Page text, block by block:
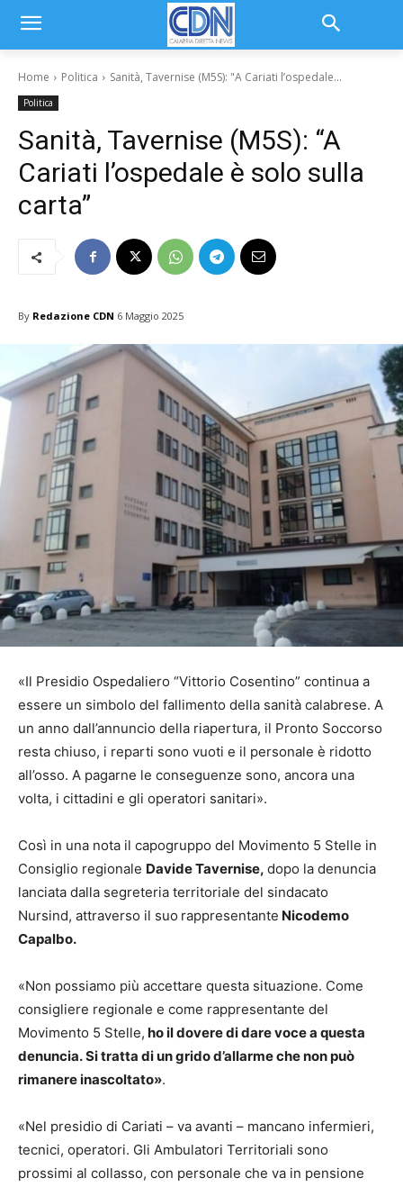
Home Politica Sanità, Tavernise (M5S): "A Cariati l’ospedale...
Politica
Sanità, Tavernise (M5S): “A
Cariati l’ospedale è solo sulla
carta”
By Redazione CDN 6 Maggio 2025
«Il Presidio Ospedaliero “Vittorio Cosentino” continua a
essere un simbolo del fallimento della sanità calabrese. A
un anno dall’annuncio della riapertura, il Pronto Soccorso
resta chiuso, i reparti sono vuoti e il personale è ridotto
all’osso. A pagarne le conseguenze sono, ancora una
volta, i cittadini e gli operatori sanitari».
Così in una nota il capogruppo del Movimento 5 Stelle in
Consiglio regionale Davide Tavernise, dopo la denuncia
lanciata dalla segreteria territoriale del sindacato
Nursind, attraverso il suo rappresentante Nicodemo
Capalbo.
«Non possiamo più accettare questa situazione. Come
consigliere regionale e come rappresentante del
Movimento 5 Stelle, ho il dovere di dare voce a questa
denuncia. Si tratta di un grido d’allarme che non può
rimanere inascoltato».
«Nel presidio di Cariati – va avanti – mancano infermieri,
tecnici, operatori. Gli Ambulatori Territoriali sono
prossimi al collasso, con personale che va in pensione